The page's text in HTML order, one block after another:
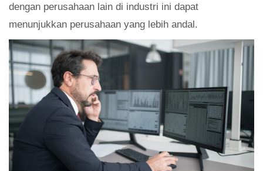
dengan perusahaan lain di industri ini dapat
menunjukkan perusahaan yang lebih andal.